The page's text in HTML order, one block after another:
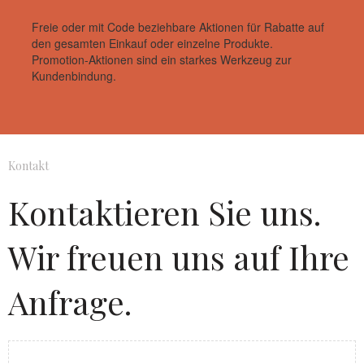
Freie oder mit Code beziehbare Aktionen für Rabatte auf
den gesamten Einkauf oder einzelne Produkte.
Promotion-Aktionen sind ein starkes Werkzeug zur
Kundenbindung.
Kontakt
Kontaktieren Sie uns.
Wir freuen uns auf Ihre
Anfrage.